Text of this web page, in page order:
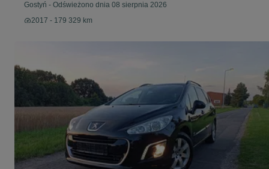
Gostyń - Odświeżono dnia 08 sierpnia 2026
2017 - 179 329 km